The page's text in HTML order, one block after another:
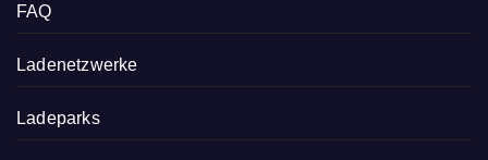
FAQ
Ladenetzwerke
Ladeparks